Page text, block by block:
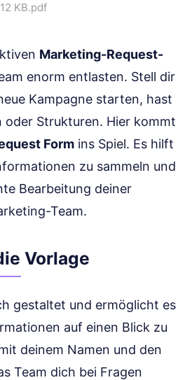
KB.pdf
Marketing-Request-
enorm entlasten. Stell dir
Kampagne starten, hast
oder Strukturen. Hier kommt
Form ins Spiel. Es hilft
zu sammeln und
Bearbeitung deiner
Team.
Vorlage
gestaltet und ermöglicht es
auf einen Blick zu
deinem Namen und den
Team dich bei Fragen